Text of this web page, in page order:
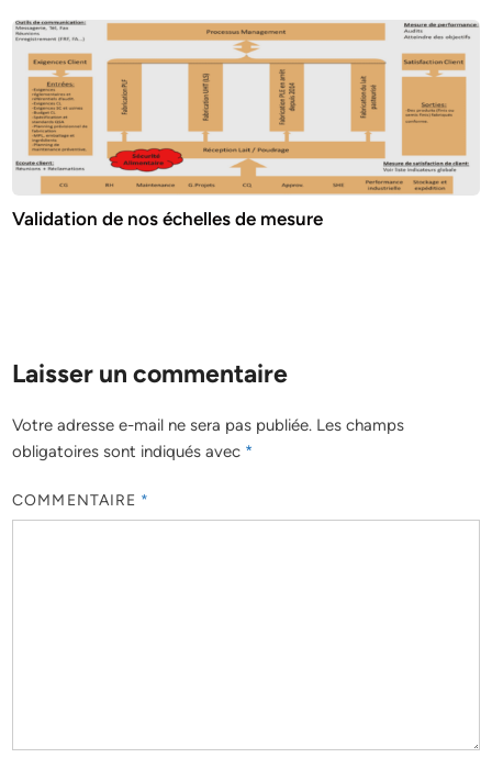
Validation de nos échelles de mesure
Laisser un commentaire
Votre adresse e-mail ne sera pas publiée. Les champs
obligatoires sont indiqués avec *
COMMENTAIRE *